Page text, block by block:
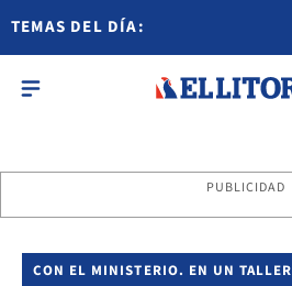
TEMAS DEL DÍA:
PUBLICIDAD
CON EL MINISTERIO. EN UN TALLER